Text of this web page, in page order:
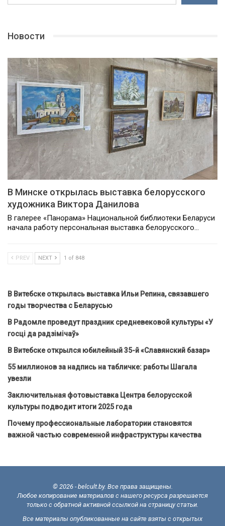
Новости
В Минске открылась выставка белорусского
художника Виктора Данилова
В галерее «Панорама» Национальной библиотеки Беларуси
начала работу персональная выставка белорусского…
PREV NEXT 1 of 848
В Витебске открылась выставка Ильи Репина, связавшего
годы творчества с Беларусью
В Радомле проведут праздник средневековой культуры «У
госці да радзімічаў»
В Витебске открылся юбилейный 35-й «Славянский базар»
55 миллионов за надпись на табличке: работы Шагала
увезли
Заключительная фотовыставка Центра белорусской
культуры подводит итоги 2025 года
Почему профессиональные лаборатории становятся
важной частью современной инфраструктуры качества
© 2026 - belcult.by. Все права защищены.
Любое копирование материалов с нашего ресурса разрешается
только с обратной активной ссылкой на страницу статьи.
Все материалы опубликованные на сайте взяты с открытых